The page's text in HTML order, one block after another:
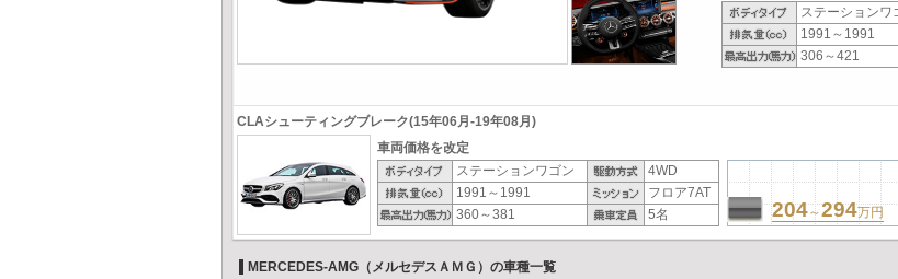
ステーションワ
1991～1991
306～421
CLAシューティングブレーク(15年06月-19年08月)
車両価格を改定
ステーションワゴン
4WD
1991～1991
フロア7AT
360～381
5名 204～294万円
MERCEDES-AMG（メルセデスＡＭＧ）の車種一覧